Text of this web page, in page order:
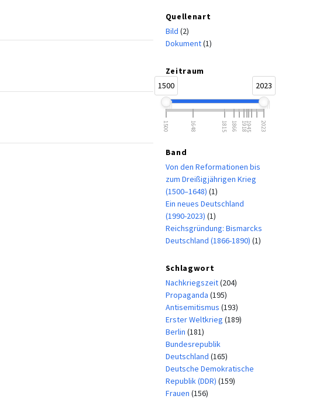
Quellenart
Bild (2)
Dokument(1)
Zeitraum
1500
2023
1500 1648 1815 1866 19181945 2023
Band
Von den Reformationen bis
zum Dreißigjährigen Krieg
(1500–1648) (1)
Ein neues Deutschland
(1990-2023) (1)
Reichsgründung: Bismarcks
Deutschland (1866-1890) (1)
Schlagwort
Nachkriegszeit(204)
Propaganda (195)
Antisemitismus (193)
Erster Weltkrieg (189)
Berlin (181)
Bundesrepublik
Deutschland (165)
Deutsche Demokratische
Republik (DDR) (159)
Frauen (156)